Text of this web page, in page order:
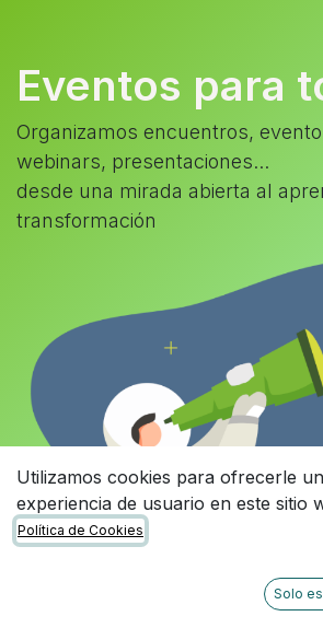
Eventos para
Organizamos encuentros,
webinars, presentaciones...
desde una mirada abierta al
transformación
Utilizamos cookies para ofrecerle
experiencia de usuario en este sitio
Política de Cookies
Solo